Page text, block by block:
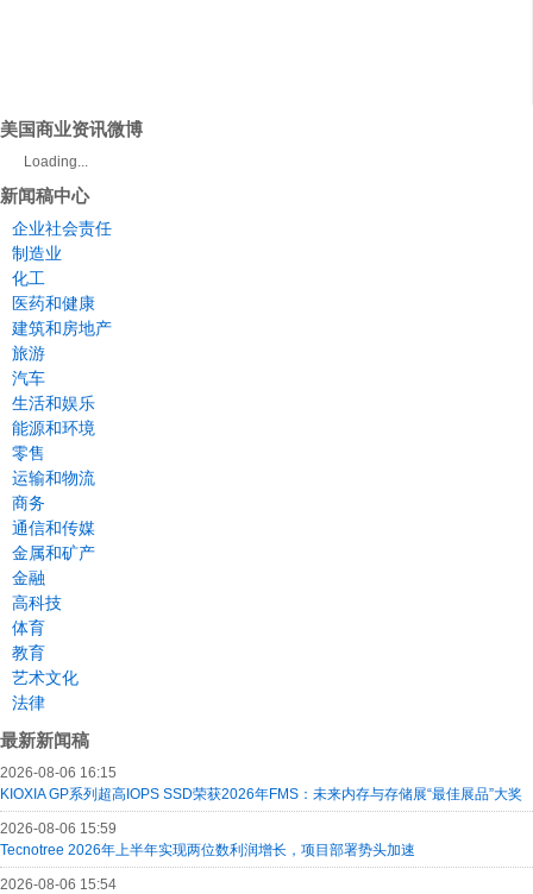
美国商业资讯微博
Loading...
新闻稿中心
企业社会责任
制造业
化工
医药和健康
建筑和房地产
旅游
汽车
生活和娱乐
能源和环境
零售
运输和物流
商务
通信和传媒
金属和矿产
金融
高科技
体育
教育
艺术文化
法律
最新新闻稿
2026-08-06 16:15
KIOXIA GP系列超高IOPS SSD荣获2026年FMS：未来内存与存储展“最佳展品”大奖
2026-08-06 15:59
Tecnotree 2026年上半年实现两位数利润增长，项目部署势头加速
2026-08-06 15:54